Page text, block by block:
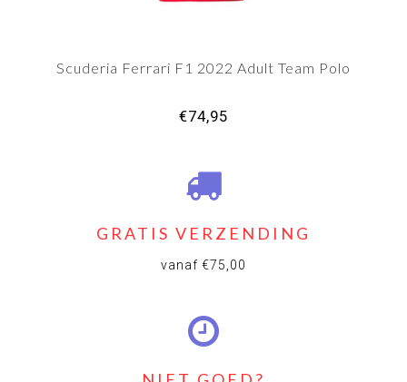
Scuderia Ferrari F1 2022 Adult Team Polo
€74,95
GRATIS VERZENDING
vanaf €75,00